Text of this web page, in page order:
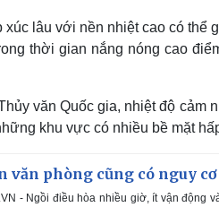
lâu với nền nhiệt cao có
thời gian nắng nóng cao
văn Quốc gia, nhiệt độ cảm
khu vực có nhiều bề mặt
văn phòng cũng có nguy
- Ngồi điều hòa nhiều giờ, ít vận động